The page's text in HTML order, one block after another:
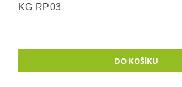
KG RP03